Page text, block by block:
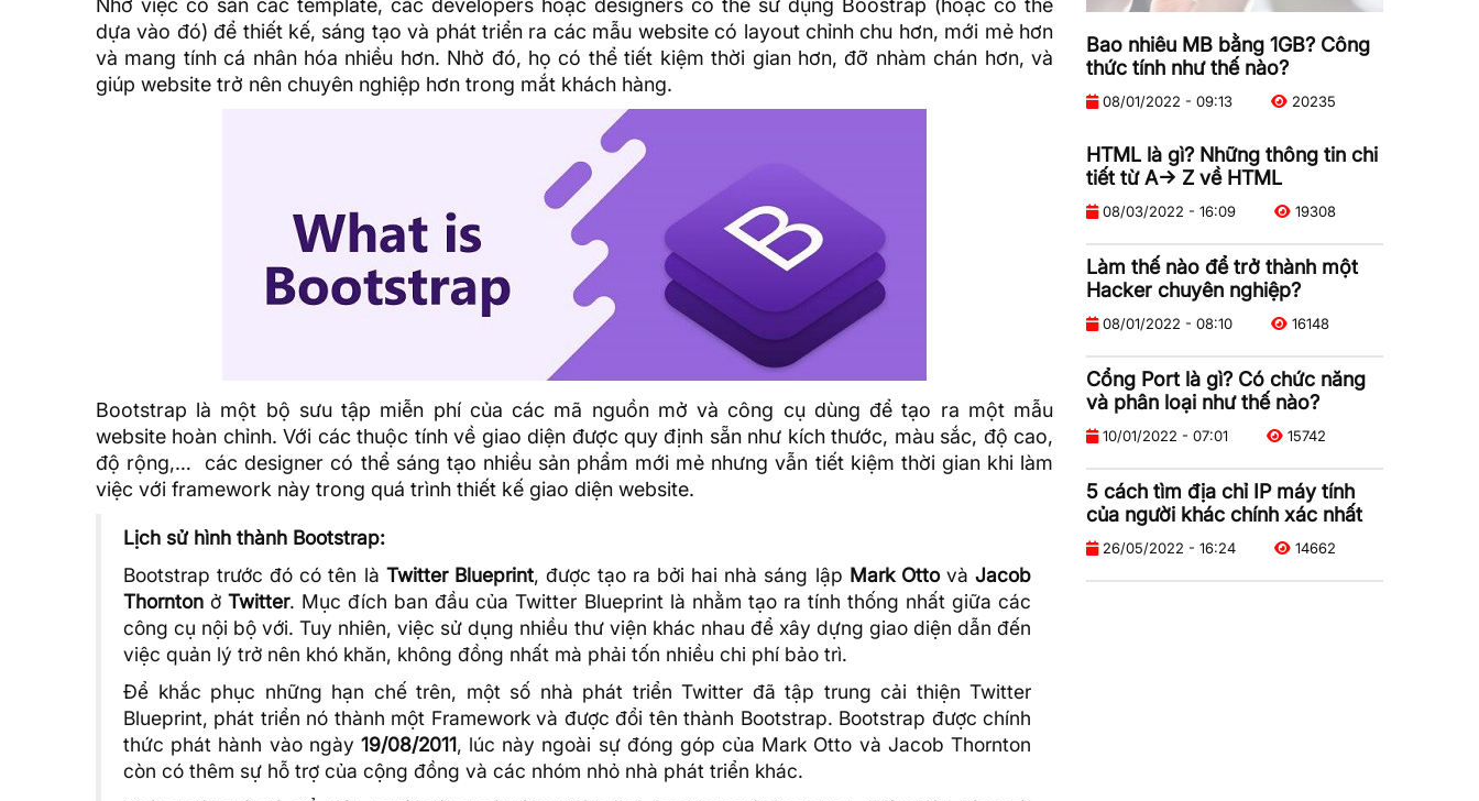
Nhờ việc có sẵn các template, các developers hoặc designers có thể sử dụng Boostrap (hoặc có thể
dựa vào đó) để thiết kế, sáng tạo và phát triển ra các mẫu website có layout chỉnh chu hơn, mới mẻ hơn
và mang tính cá nhân hóa nhiều hơn. Nhờ đó, họ có thể tiết kiệm thời gian hơn, đỡ nhàm chán hơn, và
giúp website trở nên chuyên nghiệp hơn trong mắt khách hàng.
Bootstrap là một bộ sưu tập miễn phí của các mã nguồn mở và công cụ dùng để tạo ra một mẫu
website hoàn chỉnh. Với các thuộc tính về giao diện được quy định sẵn như kích thước, màu sắc, độ cao,
độ rộng,… các designer có thể sáng tạo nhiều sản phẩm mới mẻ nhưng vẫn tiết kiệm thời gian khi làm
việc với framework này trong quá trình thiết kế giao diện website.
Lịch sử hình thành Bootstrap:
Bootstrap trước đó có tên là Twitter Blueprint, được tạo ra bởi hai nhà sáng lập Mark OttovàJacob
Thornton ởTwitter. Mục đích ban đầu của Twitter Blueprint là nhằm tạo ra tính thống nhất giữa các
công cụ nội bộ với. Tuy nhiên, việc sử dụng nhiều thư viện khác nhau để xây dựng giao diện dẫn đến
việc quản lý trở nên khó khăn, không đồng nhất mà phải tốn nhiều chi phí bảo trì.
Để khắc phục những hạn chế trên, một số nhà phát triển Twitter đã tập trung cải thiện Twitter
Blueprint, phát triển nó thành một Framework và được đổi tên thành Bootstrap. Bootstrap được chính
thức phát hành vào ngày 19/08/2011, lúc này ngoài sự đóng góp của Mark Otto và Jacob Thornton
còn có thêm sự hỗ trợ của cộng đồng và các nhóm nhỏ nhà phát triển khác.
Bao nhiêu MB bằng 1GB? Công
thức tính như thế nào?
08/01/2022 - 09:13 20235
HTML là gì? Những thông tin chi
tiết từ A-> Z về HTML
08/03/2022 - 16:09 19308
Làm thế nào để trở thành một
Hacker chuyên nghiệp?
08/01/2022 - 08:10 16148
Cổng Port là gì? Có chức năng
và phân loại như thế nào?
10/01/2022 - 07:01 15742
5 cách tìm địa chỉ IP máy tính
của người khác chính xác nhất
26/05/2022 - 16:24 14662